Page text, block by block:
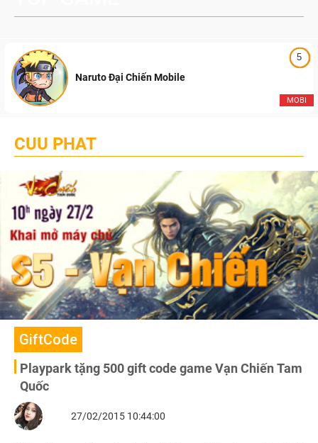
5
MOBI
Naruto Đại Chiến Mobile
CUU PHAT
GiftCode
Playpark tặng 500 gift code game Vạn Chiến Tam
Quốc
27/02/2015 10:44:00